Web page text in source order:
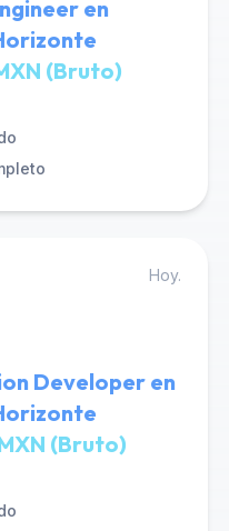
en
(Bruto)
Hoy.
Developer en
(Bruto)